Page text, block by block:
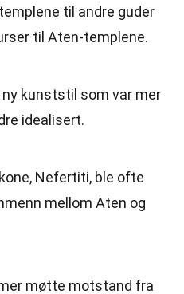
til andre guder
til Aten-templene.
kunststil som var mer
idealisert.
Nefertiti, ble ofte
mellom Aten og
møtte motstand fra